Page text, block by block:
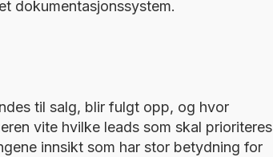
dokumentasjonssystem.
til salg, blir fulgt opp, og hvor
vite hvilke leads som skal prioriteres
innsikt som har stor betydning for